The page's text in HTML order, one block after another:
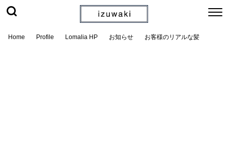
Home Profile Lomalia HP お知らせ お客様のリアルな髪